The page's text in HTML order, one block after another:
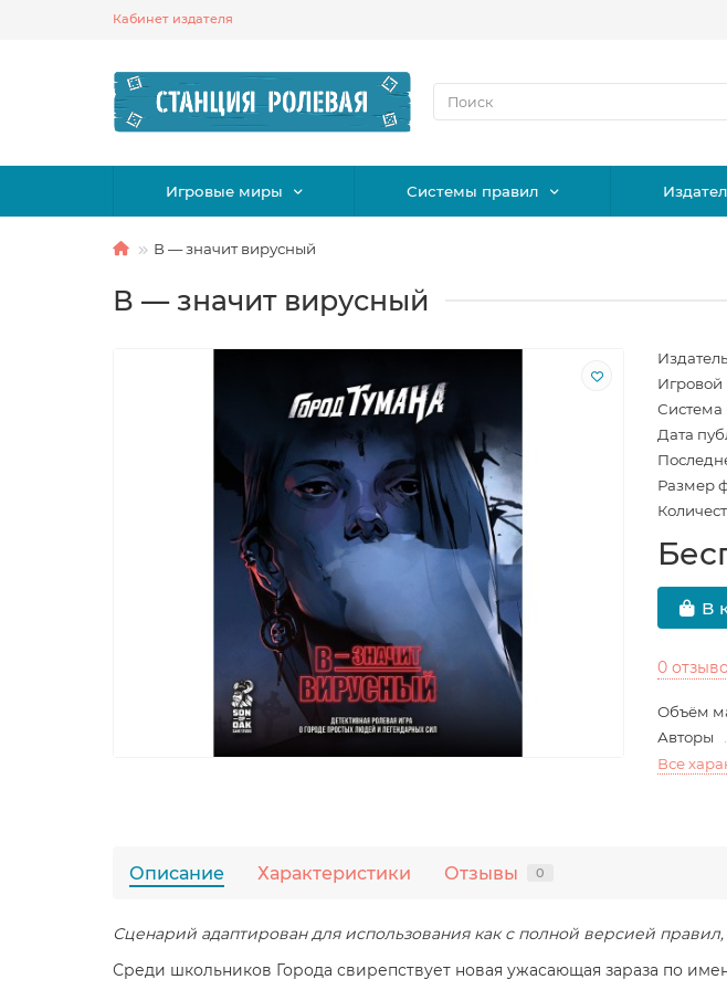
Кабинет издателя
Игровые миры Системы правил
В — значит вирусный
В — значит вирусный
Игровой
Система
Дата
Размер
В
0
Объём
Авторы
Все
Описание Характеристики Отзывы 0
Сценарий адаптирован для использования как с полной версией правил,
Среди школьников Города свирепствует новая ужасающая зараза по